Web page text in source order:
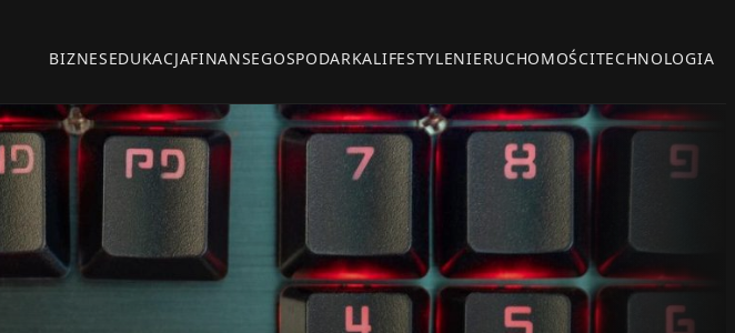
BIZNESEDUKACJAFINANSEGOSPODARKALIFESTYLENIERUCHOMOŚCITECHNOLOGIA